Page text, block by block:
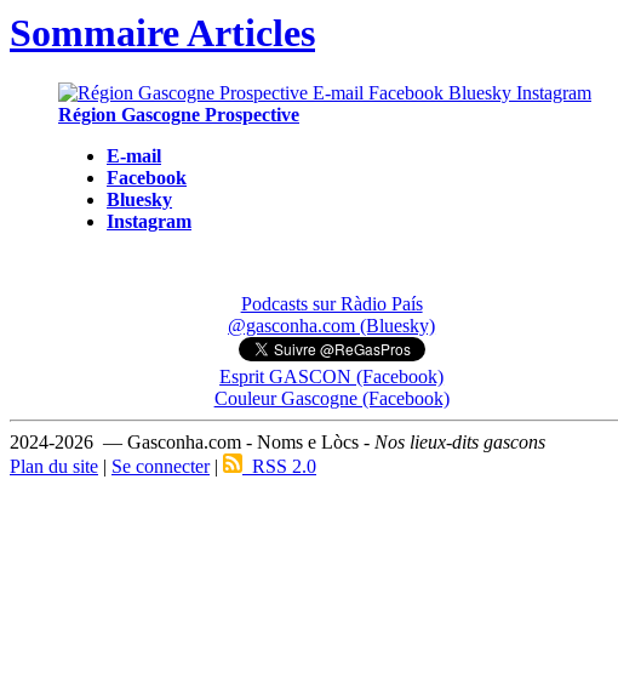
Sommaire Articles
Région Gascogne Prospective
E-mail
Facebook
Bluesky
Instagram
Podcasts sur Ràdio País
@gasconha.com (Bluesky)
Esprit GASCON (Facebook)
Couleur Gascogne (Facebook)
2024-2026 — Gasconha.com - Noms e Lòcs - Nos lieux-dits gascons
Plan du site | Se connecter| RSS 2.0